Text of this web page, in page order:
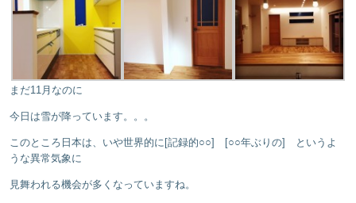
まだ11月なのに
今日は雪が降っています。。。
このところ日本は、いや世界的に[記録的○○] [○○年ぶりの] というよ
うな異常気象に
見舞われる機会が多くなっていますね。